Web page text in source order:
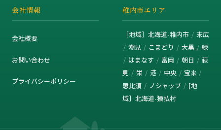
会社情報
会社概要
お問い合わせ
プライバシーポリシー
稚内市エリア
［地域］北海道-稚内市
末広
潮見
こまどり 大黒
緑
はまなす
富岡 朝日
萩
見
栄 港 中央
宝来
恵比須
ノシャップ
[地
域］北海道-猿払村